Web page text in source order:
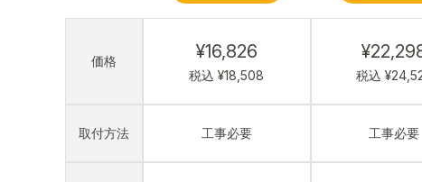
価格
取付方法
¥16,826
税込 ¥18,508
工事必要
税込
工事必要